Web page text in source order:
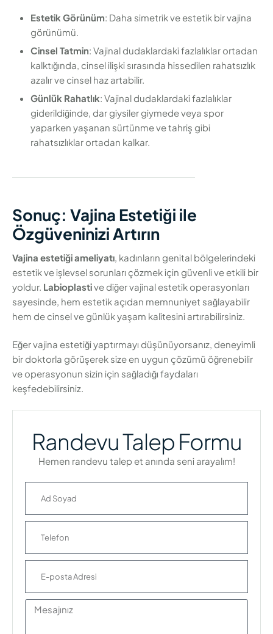
Estetik Görünüm: Daha simetrik ve estetik bir vajina
görünümü.
Cinsel Tatmin: Vajinal dudaklardaki fazlalıklar ortadan
kalktığında, cinsel ilişki sırasında hissedilen rahatsızlık
azalır ve cinsel haz artabilir.
Günlük Rahatlık: Vajinal dudaklardaki fazlalıklar
giderildiğinde, dar giysiler giymede veya spor
yaparken yaşanan sürtünme ve tahriş gibi
rahatsızlıklar ortadan kalkar.
Sonuç: Vajina Estetiği ile
Özgüveninizi Artırın
Vajina estetiği ameliyatı , kadınların genital bölgelerindeki
estetik ve işlevsel sorunları çözmek için güvenli ve etkili bir
yoldur. Labioplastive diğer vajinal estetik operasyonları
sayesinde, hem estetik açıdan memnuniyet sağlayabilir
hem de cinsel ve günlük yaşam kalitesini artırabilirsiniz.
Eğer vajina estetiği yaptırmayı düşünüyorsanız, deneyimli
bir doktorla görüşerek size en uygun çözümü öğrenebilir
ve operasyonun sizin için sağladığı faydaları
keşfedebilirsiniz.
Randevu Talep Formu
Hemen randevu talep et anında seni arayalım!